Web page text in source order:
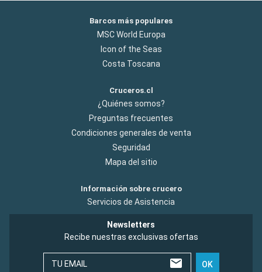
Barcos más populares
MSC World Europa
Icon of the Seas
Costa Toscana
Cruceros.cl
¿Quiénes somos?
Preguntas frecuentes
Condiciones generales de venta
Seguridad
Mapa del sitio
Información sobre crucero
Servicios de Asistencia
Newsletters
Recibe nuestras exclusivas ofertas
TU EMAIL OK